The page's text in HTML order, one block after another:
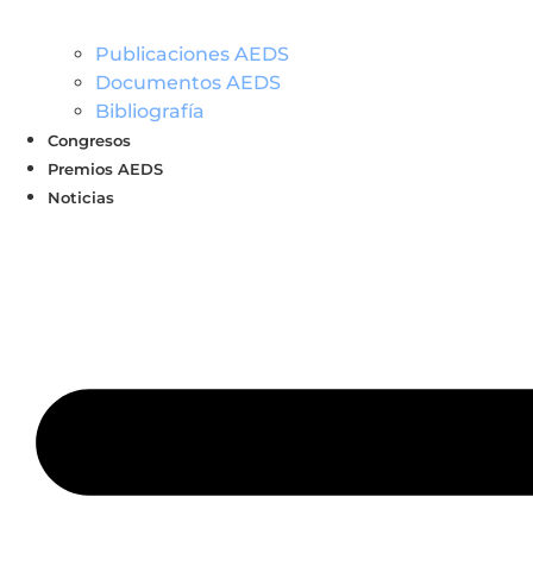
Publicaciones AEDS
Documentos AEDS
Bibliografía
Congresos
Premios AEDS
Noticias